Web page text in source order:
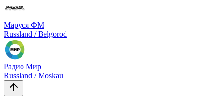
Маруся ФМ
Russland / Belgorod
Радио Мир
Russland / Moskau